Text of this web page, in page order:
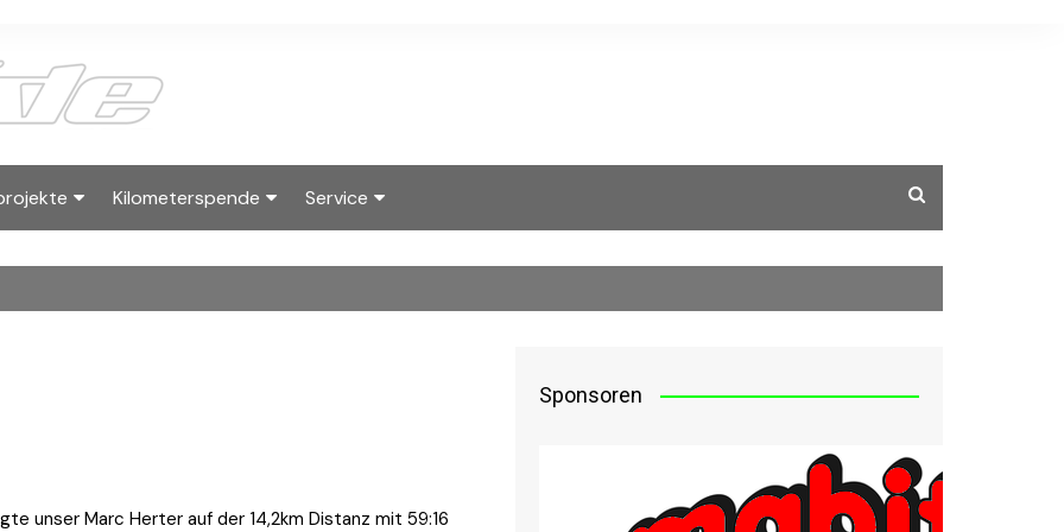
Kilometerspende Service
unser Marc Herter auf der 14,2km Distanz mit 59:16
Sponsoren